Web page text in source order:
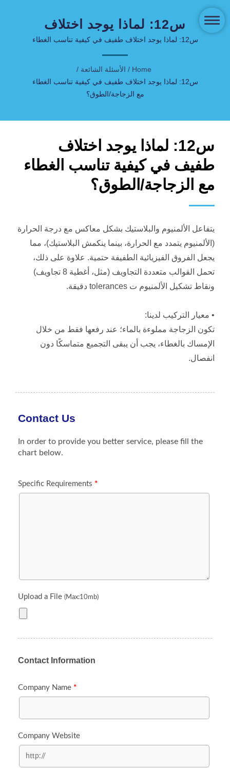
س12: لماذا يوجد اختلاف
طفيف في كيفية تناسب
الغطاء مع الزجاجة/الطوق؟ |
حلول فاخرة ومستدامة -
COSJAR
س12: لماذا يوجد اختلاف طفيف في كيفية تناسب الغطاء
العناية بالبشرة ومستحضرات التجميل لأكثر من 40 عامًا.
Home
/ الأسئلة الشائعة /
س12: لماذا يوجد اختلاف طفيف في كيفية تناسب الغطاء
مع الزجاجة/الطوق؟
س12: لماذا يوجد اختلاف
طفيف في كيفية تناسب الغطاء
مع الزجاجة/الطوق؟
يتفاعل الألمنيوم والبلاستيك بشكل معاكس مع درجة الحرارة
(الألمنيوم يتمدد مع الحرارة، بينما ينكمش البلاستيك)، مما
يجعل الفروق الفيزيائية الطفيفة حتمية. علاوة على ذلك،
تحمل القوالب متعددة التجاويف (مثل، أغطية 8 تجاويف)
ونقاط تشكيل الألمنيوم ت tolerances دقيقة.
• معيار التركيب لدينا:
تكون الزجاجة مملوءة بالماء؛ عند رفعها فقط من خلال
الإمساك بالغطاء، يجب أن يبقى التجميع متماسكًا دون
انفصال.